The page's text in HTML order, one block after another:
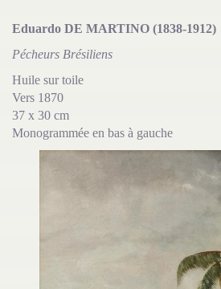
Eduardo DE MARTINO (1838-1912)
Pécheurs Brésiliens
Huile sur toile
Vers 1870
37 x 30 cm
Monogrammée en bas à gauche